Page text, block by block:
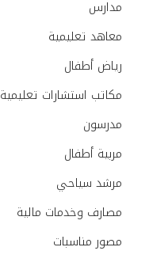
مدارس
معاهد تعليمية
رياض أطفال
مكاتب استشارات تعليمية
مدرسون
مربية أطفال
مرشد سياحي
مصارف وخدمات مالية
مصور مناسبات